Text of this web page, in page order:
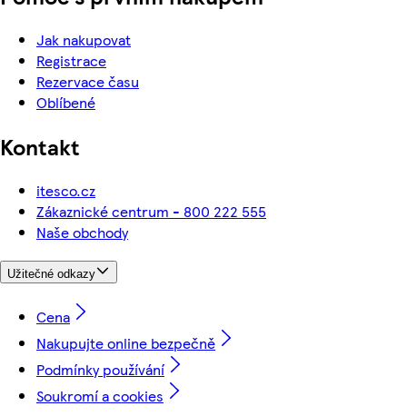
Jak nakupovat
Registrace
Rezervace času
Oblíbené
Kontakt
itesco.cz
Zákaznické centrum - 800 222 555
Naše obchody
Užitečné odkazy
Cena
Nakupujte online bezpečně
Podmínky používání
Soukromí a cookies